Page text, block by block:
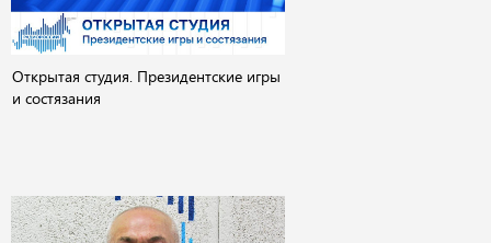
Открытая студия. Президентские игры
и состязания